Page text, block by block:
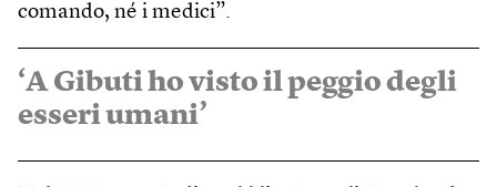
comando, né i medici”.
‘A Gibuti ho visto il peggio degli
esseri umani’